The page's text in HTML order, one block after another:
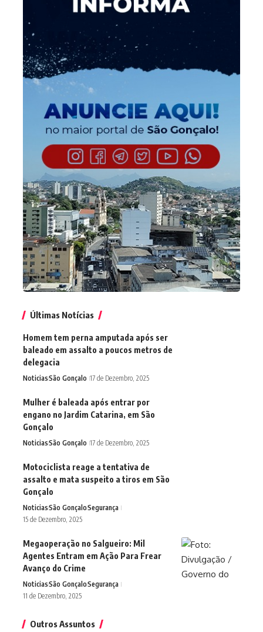
Últimas Notícias
Homem tem perna amputada após ser
baleado em assalto a poucos metros de
delegacia
NoticiasSão Gonçalo 17 de Dezembro, 2025
Mulher é baleada após entrar por
engano no Jardim Catarina, em São
Gonçalo
NoticiasSão Gonçalo 17 de Dezembro, 2025
Motociclista reage a tentativa de
assalto e mata suspeito a tiros em São
Gonçalo
NoticiasSão GonçaloSegurança
15 de Dezembro, 2025
Megaoperação no Salgueiro: Mil
Agentes Entram em Ação Para Frear
Avanço do Crime
NoticiasSão GonçaloSegurança
11 de Dezembro, 2025
Outros Assuntos